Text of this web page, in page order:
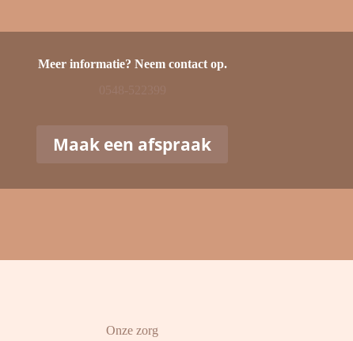
Meer informatie? Neem contact op.
Maak een afspraak
Onze zorg